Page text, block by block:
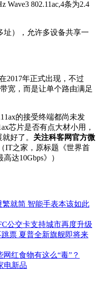
802.11ac,4条为2.4
），允许多设备共享一
年正式出现，不过
宽，而是让单个路由满足
的接受终端都尚未发
芯片是否有点大材小用，
好了。 关注科客网官方微
（IT之家，原标题《世界首
达10Gbps》）
繁就简 智能手表本该如此
公交卡支持城市再度升级
票 夏普全新旗舰即将来
红食物有这么“毒”？
电新品